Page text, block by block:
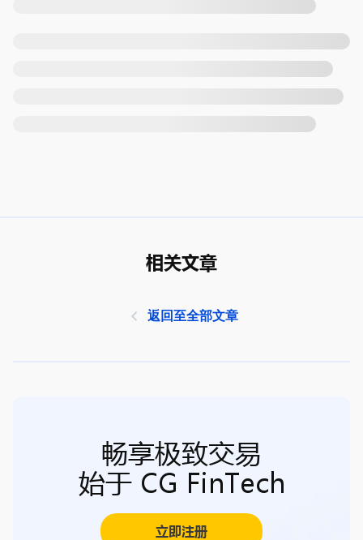
相关文章
返回至全部文章
畅享极致交易
始于 CG FinTech
立即注册